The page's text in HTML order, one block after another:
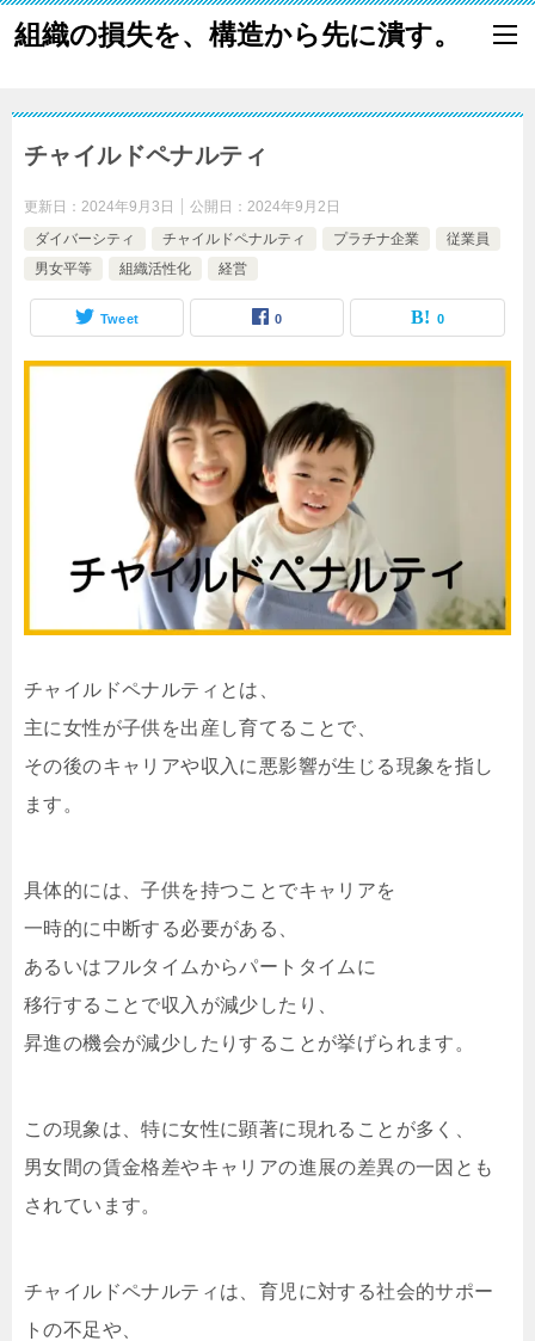
組織の損失を、構造から先に潰す。
チャイルドペナルティ
更新日： 2024年9月3日 公開日： 2024年9月2日
ダイバーシティ
チャイルドペナルティ プラチナ企業
従業員
男女平等
組織活性化 経営
Tweet 0 0
チャイルドペナルティとは、
主に女性が子供を出産し育てることで、
その後のキャリアや収入に悪影響が生じる現象を指し
ます。
具体的には、子供を持つことでキャリアを
一時的に中断する必要がある、
あるいはフルタイムからパートタイムに
移行することで収入が減少したり、
昇進の機会が減少したりすることが挙げられます。
この現象は、特に女性に顕著に現れることが多く、
男女間の賃金格差やキャリアの進展の差異の一因とも
されています。
チャイルドペナルティは、育児に対する社会的サポー
トの不足や、